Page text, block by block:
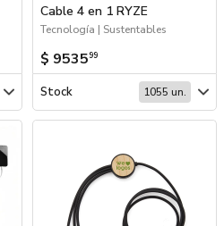
Cable 4 en 1 RYZE
Tecnología | Sustentables
$ 953599
Stock 1055 un.